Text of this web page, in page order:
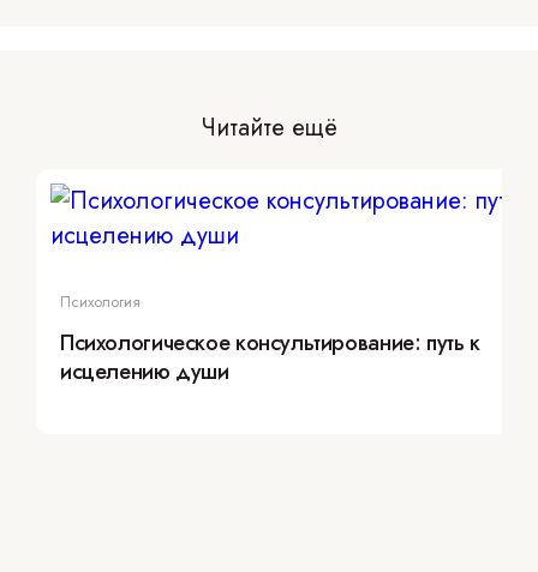
Читайте ещё
Психология
Психологическое консультирование: путь к
исцелению души